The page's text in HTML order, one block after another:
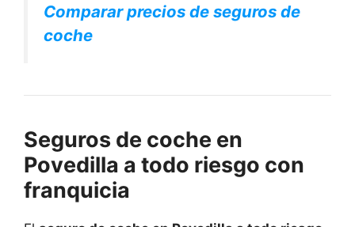
Comparar precios de seguros de
coche
Seguros de coche en
Povedilla a todo riesgo con
franquicia